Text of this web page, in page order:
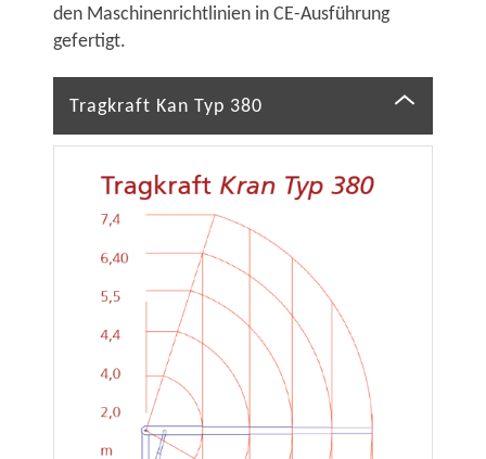
den Maschinenrichtlinien in CE-Ausführung
gefertigt.
Tragkraft Kan Typ 380